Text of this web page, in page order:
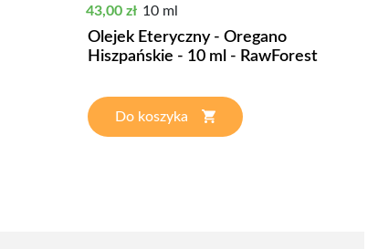
Cena
43,00 zł 10 ml
Olejek Eteryczny - Oregano
Hiszpańskie - 10 ml - RawForest
Do koszyka